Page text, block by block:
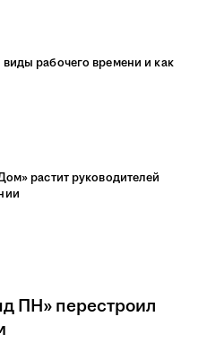
рабочего времени и как
растит руководителей
ПН» перестроил